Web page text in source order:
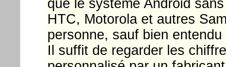
que le système Android
HTC, Motorola et autres
personne, sauf bien
Il suffit de regarder les